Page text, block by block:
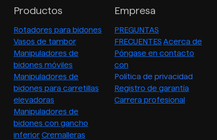
Productos
Rotadores para bidones
Vasos de tambor
Manipuladores de
bidones móviles
Manipuladores de
bidones para carretillas
elevadoras
Manipuladores de
bidones con gancho
inferior Cremalleras
Empresa
PREGUNTAS
FRECUENTES Acerca de
Póngase en contacto
con
Política de privacidad
Registro de garantía
Carrera profesional